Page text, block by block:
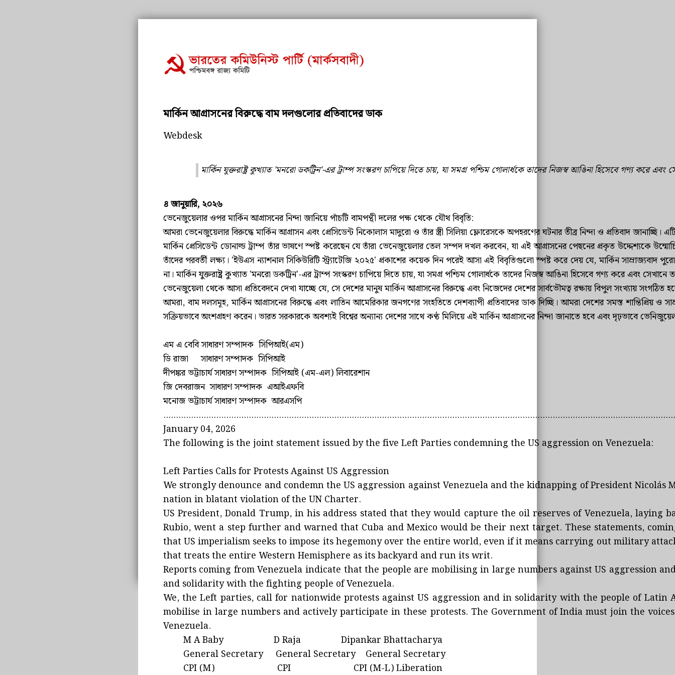
মার্কিন আগ্রাসনের বিরুদ্ধে বাম দলগুলোর প্রতিবাদের ডাক
Webdesk
মার্কিন যুক্তরাষ্ট্র কুখ্যাত 'মনরো ডকট্রিন'-এর ট্রাম্প সংস্করণ চাপিয়ে দিতে চায়, যা সমগ্র পশ্চিম গোলার্ধকে তাদের নিজস্ব আঙিনা হিসেবে গণ্য করে এবং
৪ জানুয়ারি, ২০২৬
ভেনেজুয়েলার ওপর মার্কিন আগ্রাসনের নিন্দা জানিয়ে পাঁচটি বামপন্থী দলের পক্ষ থেকে যৌথ বিবৃতি:
আমরা ভেনেজুয়েলার বিরুদ্ধে মার্কিন আগ্রাসন এবং প্রেসিডেন্ট নিকোলাস মাদুরো ও তাঁর স্ত্রী সিলিয়া ফ্লোরেসকে অপহরণের ঘটনার তীব্র নিন্দা ও প্রতিবাদ
মার্কিন প্রেসিডেন্ট ডোনাল্ড ট্রাম্প তাঁর ভাষণে স্পষ্ট করেছেন যে তাঁরা ভেনেজুয়েলার তেল সম্পদ দখল করবেন, যা এই আগ্রাসনের পেছনের প্রকৃত উদ্দেশ্যকে
তাঁদের পরবর্তী লক্ষ্য। 'ইউএস ন্যাশনাল সিকিউরিটি স্ট্র্যাটেজি ২০২৫' প্রকাশের কয়েক দিন পরেই আসা এই বিবৃতিগুলো স্পষ্ট করে দেয় যে, মার্কিন সাম্রাজ্যবাদ
না। মার্কিন যুক্তরাষ্ট্র কুখ্যাত 'মনরো ডকট্রিন'-এর ট্রাম্প সংস্করণ চাপিয়ে দিতে চায়, যা সমগ্র পশ্চিম গোলার্ধকে তাদের নিজস্ব আঙিনা হিসেবে গণ্য করে এবং সেখানে
ভেনেজুয়েলা থেকে আসা প্রতিবেদনে দেখা যাচ্ছে যে, সে দেশের মানুষ মার্কিন আগ্রাসনের বিরুদ্ধে এবং নিজেদের দেশের সার্বভৌমত্ব রক্ষায় বিপুল সংখ্যায়
আমরা, বাম দলসমূহ, মার্কিন আগ্রাসনের বিরুদ্ধে এবং লাতিন আমেরিকার জনগণের সংহতিতে দেশব্যাপী প্রতিবাদের ডাক দিচ্ছি। আমরা দেশের সমস্ত শান্তিপ্রিয় ও
সক্রিয়ভাবে অংশগ্রহণ করেন। ভারত সরকারকে অবশ্যই বিশ্বের অন্যান্য দেশের সাথে কণ্ঠ মিলিয়ে এই মার্কিন আগ্রাসনের নিন্দা জানাতে হবে এবং দৃঢ়ভাবে
এম এ বেবি সাধারণ সম্পাদক সিপিআই(এম)
ডি রাজা সাধারণ সম্পাদক সিপিআই
দীপঙ্কর ভট্টাচার্য সাধারণ সম্পাদক সিপিআই (এম-এল) লিবারেশান
জি দেবরাজন সাধারণ সম্পাদক এআইএফবি
মনোজ ভট্টাচার্য সাধারণ সম্পাদক আরএসপি
January 04, 2026
The following is the joint statement issued by the five Left Parties condemning the US aggression on Venezuela:
Left Parties Calls for Protests Against US Aggression
We strongly denounce and condemn the US aggression against Venezuela and the kidnapping of President
nation in blatant violation of the UN Charter.
US President, Donald Trump, in his address stated that they would capture the oil reserves of Venezuela, laying
Rubio, went a step further and warned that Cuba and Mexico would be their next target. These statements,
that US imperialism seeks to impose its hegemony over the entire world, even if it means carrying out military
that treats the entire Western Hemisphere as its backyard and run its writ.
Reports coming from Venezuela indicate that the people are mobilising in large numbers against US aggression
and solidarity with the fighting people of Venezuela.
We, the Left parties, call for nationwide protests against US aggression and in solidarity with the people of
mobilise in large numbers and actively participate in these protests. The Government of India must join the
Venezuela.
M A Baby D Raja Dipankar Bhattacharya
General Secretary General Secretary General Secretary
CPI (M) CPI CPI (M-L) Liberation